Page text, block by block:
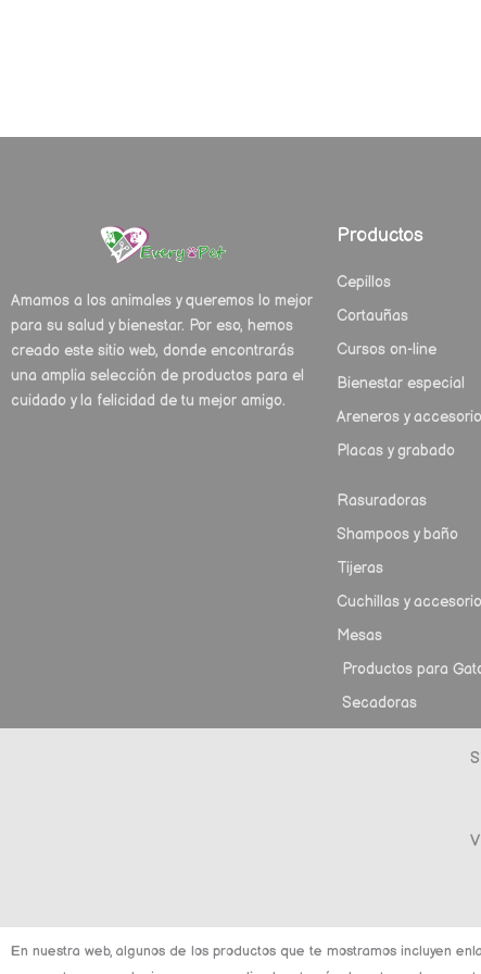
Amamos a los animales y queremos lo mejor
para su salud y bienestar. Por eso, hemos
creado este sitio web, donde encontrarás
una amplia selección de productos para el
cuidado y la felicidad de tu mejor amigo.
Productos
Cepillos
Cortauñas
Cursos on-line
Bienestar especial
Areneros y
Placas y grabado
Rasuradoras
Shampoos y baño
Tijeras
Cuchillas y
Mesas
Productos para
Secadoras
En nuestra web, algunos de los productos que te mostramos incluyen